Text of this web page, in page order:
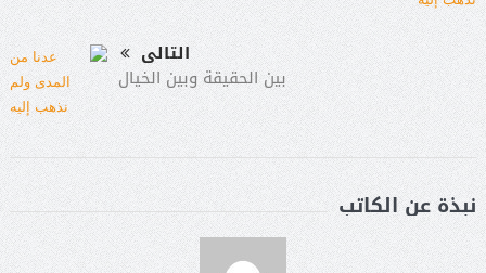
التالى
بين الحقيقة وبين الخيال
نبذة عن الكاتب